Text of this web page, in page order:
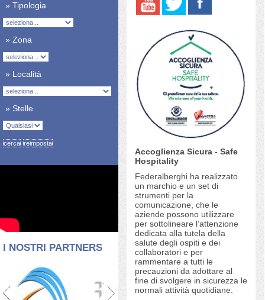
» Tipologia
» Zona
» Località
» Stelle
I NOSTRI PARTNERS
Accoglienza Sicura - Safe
Hospitality
Federalberghi ha realizzato
un marchio e un set di
strumenti per la
comunicazione, che le
aziende possono utilizzare
per sottolineare l’attenzione
dedicata alla tutela della
salute degli ospiti e dei
collaboratori e per
rammentare a tutti le
precauzioni da adottare al
fine di svolgere in sicurezza le
normali attività quotidiane.